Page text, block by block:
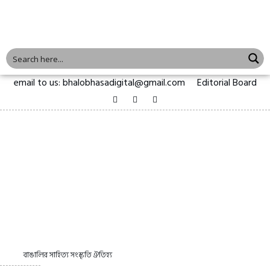
email to us: bhalobhasadigital@gmail.com Editorial Board
বাঙালির সাহিত্য সংস্কৃতি ঐতিহ্য